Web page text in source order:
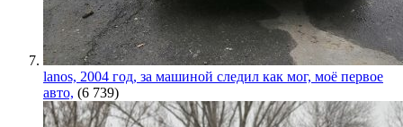
lanos, 2004 год, за машиной следил как мог, моё первое
авто, (6 739)